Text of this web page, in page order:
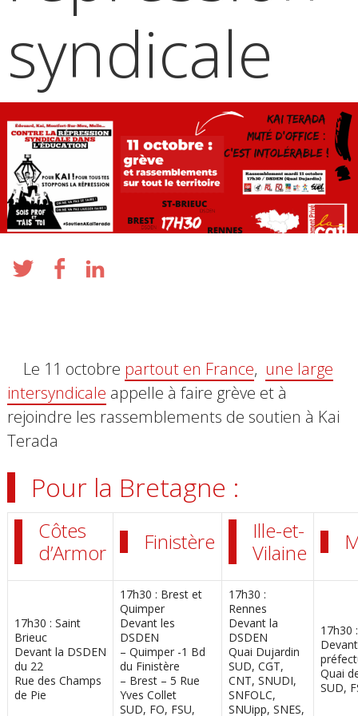
syndicale
Le 11 octobre partout en France, une large
intersyndicale appelle à faire grève et à
rejoindre les rassemblements de soutien à Kai
Terada
Pour la Bretagne :
Côtes
d’Armor
Finistère
Ille-et-
Vilaine
17h30 : Saint
Brieuc
Devant la DSDEN
du 22
Rue des Champs
de Pie
17h30 : Brest et
Quimper
Devant les
DSDEN
– Quimper -1 Bd
du Finistère
– Brest – 5 Rue
Yves Collet
SUD, FO, FSU,
17h30 :
Rennes
Devant la
DSDEN
Quai Dujardin
SUD, CGT,
CNT, SNUDI,
SNFOLC,
SNUipp, SNES,
17h30
Quai
SUD,